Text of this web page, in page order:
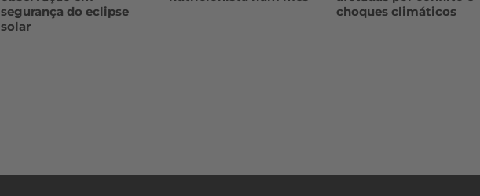
segurança do eclipse
solar
choques climáticos